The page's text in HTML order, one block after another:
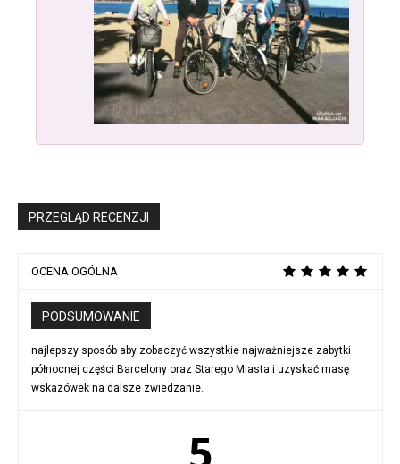
PRZEGLĄD RECENZJI
OCENA OGÓLNA
PODSUMOWANIE
najlepszy sposób aby zobaczyć wszystkie najważniejsze zabytki
północnej części Barcelony oraz Starego Miasta i uzyskać masę
wskazówek na dalsze zwiedzanie.